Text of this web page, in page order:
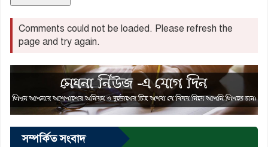
Comments could not be loaded. Please refresh the
page and try again.
সম্পর্কিত সংবাদ